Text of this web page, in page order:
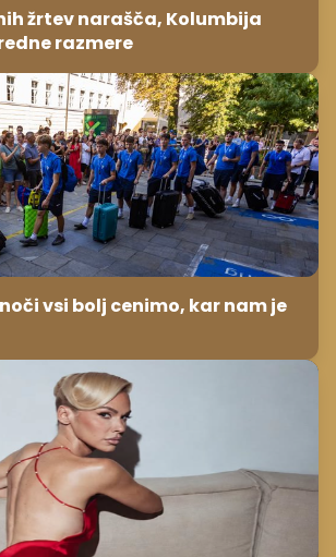
žrtev narašča, Kolumbija
razmere
vsi bolj cenimo, kar nam je